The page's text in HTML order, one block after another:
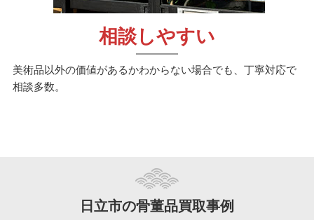
相談しやすい
美術品以外の価値があるかわからない場合でも、丁寧対応で
相談多数。
日立市の骨董品買取事例